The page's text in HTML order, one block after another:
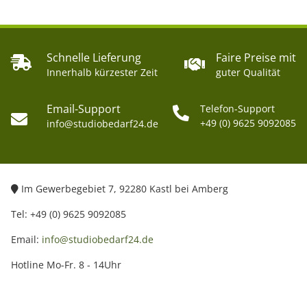
Schnelle Lieferung
Innerhalb kürzester Zeit
Faire Preise mit
guter Qualität
Email-Support
info@studiobedarf24.de
Telefon-Support
+49 (0) 9625 9092085
Im Gewerbegebiet 7, 92280 Kastl bei Amberg
Tel: +49 (0) 9625 9092085
Email: info@studiobedarf24.de
Hotline Mo-Fr. 8 - 14Uhr